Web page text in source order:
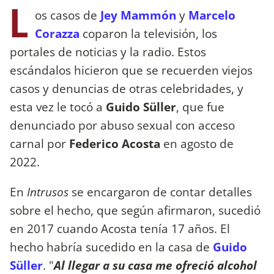
L os casos de Jey Mammón y Marcelo
Corazza coparon la televisión, los
portales de noticias y la radio. Estos
escándalos hicieron que se recuerden viejos
casos y denuncias de otras celebridades, y
esta vez le tocó a Guido Süller, que fue
denunciado por abuso sexual con acceso
carnal por Federico Acosta en agosto de
2022.
En Intrusos se encargaron de contar detalles
sobre el hecho, que según afirmaron, sucedió
en 2017 cuando Acosta tenía 17 años. El
hecho habría sucedido en la casa de Guido
Süller. "Al llegar a su casa me ofreció alcohol